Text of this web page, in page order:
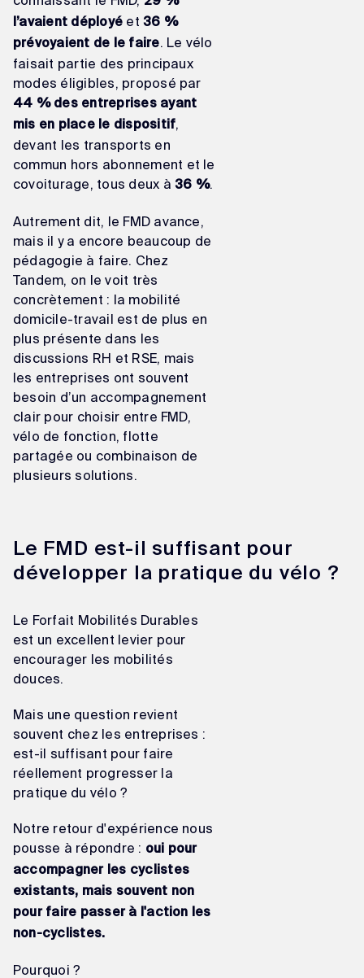
l’avaient déployé et36 %
prévoyaient de le faire . Le vélo
faisait partie des principaux
modes éligibles, proposé par
44 % des entreprises ayant
mis en place le dispositif
devant les transports en
commun hors abonnement et le
covoiturage, tous deux à36 %.
Autrement dit, le FMD avance,
mais il y a encore beaucoup de
pédagogie à faire. Chez
Tandem, on le voit très
concrètement : la mobilité
domicile-travail est de plus en
plus présente dans les
discussions RH et RSE, mais
les entreprises ont souvent
besoin d’un accompagnement
clair pour choisir entre FMD,
vélo de fonction, flotte
partagée ou combinaison de
plusieurs solutions.
Le FMD est-il suffisant pour
développer la pratique du vélo ?
Le Forfait Mobilités Durables
est un excellent levier pour
encourager les mobilités
douces.
Mais une question revient
souvent chez les entreprises :
est-il suffisant pour faire
réellement progresser la
pratique du vélo ?
Notre retour d'expérience nous
pousse à répondre : oui pour
accompagner les cyclistes
existants, mais souvent non
pour faire passer à l'action les
non-cyclistes.
Pourquoi ?